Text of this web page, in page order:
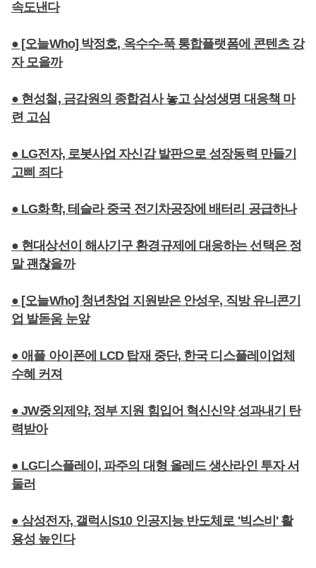
속도낸다
● [오늘Who] 박정호, 옥수수-푹 통합플랫폼에 콘텐츠 강
자 모을까
● 현성철, 금감원의 종합검사 놓고 삼성생명 대응책 마
련 고심
● LG전자, 로봇사업 자신감 발판으로 성장동력 만들기
고삐 죄다
● LG화학, 테슬라 중국 전기차공장에 배터리 공급하나
● 현대상선이 해사기구 환경규제에 대응하는 선택은 정
말 괜찮을까
● [오늘Who] 청년창업 지원받은 안성우, 직방 유니콘기
업 발돋움 눈앞
● 애플 아이폰에 LCD 탑재 중단, 한국 디스플레이업체
수혜 커져
● JW중외제약, 정부 지원 힘입어 혁신신약 성과내기 탄
력받아
● LG디스플레이, 파주의 대형 올레드 생산라인 투자 서
둘러
● 삼성전자, 갤럭시S10 인공지능 반도체로 '빅스비' 활
용성 높인다